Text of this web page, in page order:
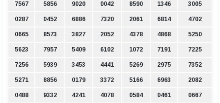
7567 5856 9020 0042 8590 1346 3005
0287 0452 6886 7320 2061 6814 4702
0665 8573 3827 2052 4378 4868 5250
5623 7957 5409 6102 1072 7191 7225
7256 5939 3453 4441 5269 2975 7352
5271 8856 0179 3372 5166 6963 2082
0488 9332 4241 4078 0584 0461 0667